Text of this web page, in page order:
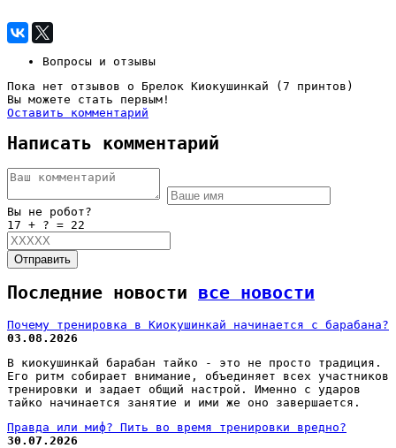
Вопросы и отзывы
Пока нет отзывов о Брелок Киокушинкай (7 принтов)
Вы можете стать первым!
Оставить комментарий
Написать комментарий
Вы не робот?
17 + ? = 22
Отправить
Последние новости все новости
Почему тренировка в Киокушинкай начинается с барабана?
03.08.2026
В киокушинкай барабан тайко - это не просто традиция.
Его ритм собирает внимание, объединяет всех участников
тренировки и задает общий настрой. Именно с ударов
тайко начинается занятие и ими же оно завершается.
Правда или миф? Пить во время тренировки вредно?
30.07.2026